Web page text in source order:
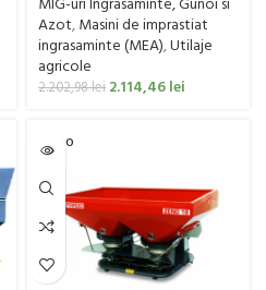
Azot,Masini de imprastiat
ingrasaminte (MEA),Utilaje
agricole
2.202,98lei 2.114,46lei
SOLD O
UT